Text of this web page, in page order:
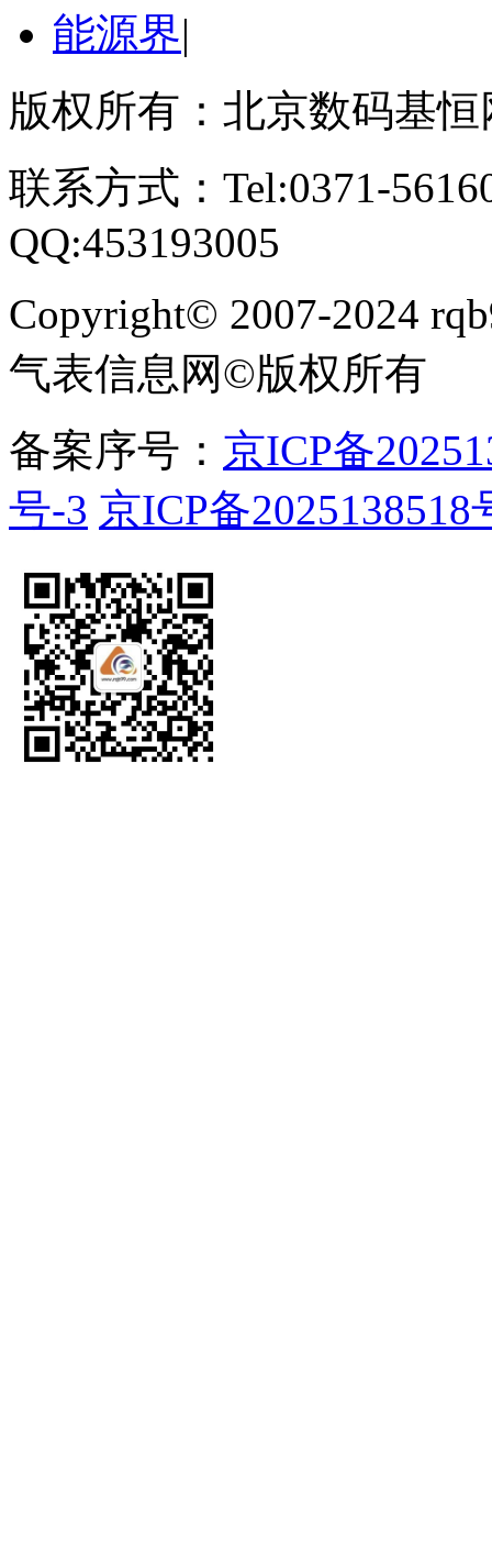
能源界|
版权所有：北京数码基
联系方式：Tel:0371-
QQ:453193005
Copyright© 2007-2024
气表信息网©版权所有
备案序号： 京ICP备
号-3 京ICP备2025138518